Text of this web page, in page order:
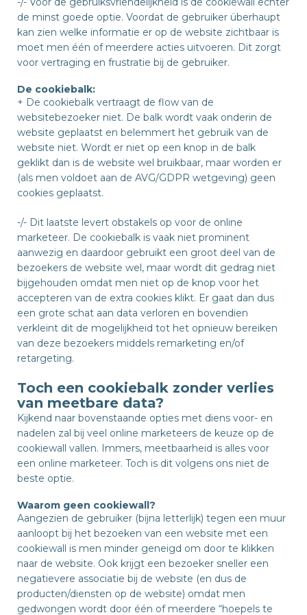
de minst goede optie. Voordat de gebruiker überhaupt
kan zien welke informatie er op de website zichtbaar is
moet men één of meerdere acties uitvoeren. Dit zorgt
voor vertraging en frustratie bij de gebruiker.
De cookiebalk:
+ De cookiebalk vertraagt de flow van de
websitebezoeker niet. De balk wordt vaak onderin de
website geplaatst en belemmert het gebruik van de
website niet. Wordt er niet op een knop in de balk
geklikt dan is de website wel bruikbaar, maar worden er
(als men voldoet aan de AVG/GDPR wetgeving) geen
cookies geplaatst.
-/- Dit laatste levert obstakels op voor de online
marketeer. De cookiebalk is vaak niet prominent
aanwezig en daardoor gebruikt een groot deel van de
bezoekers de website wel, maar wordt dit gedrag niet
bijgehouden omdat men niet op de knop voor het
accepteren van de extra cookies klikt. Er gaat dan dus
een grote schat aan data verloren en bovendien
verkleint dit de mogelijkheid tot het opnieuw bereiken
van deze bezoekers middels remarketing en/of
retargeting.
Toch een cookiebalk zonder verlies
van meetbare data?
Kijkend naar bovenstaande opties met diens voor- en
nadelen zal bij veel online marketeers de keuze op de
cookiewall vallen. Immers, meetbaarheid is alles voor
een online marketeer. Toch is dit volgens ons niet de
beste optie.
Waarom geen cookiewall?
Aangezien de gebruiker (bijna letterlijk) tegen een muur
aanloopt bij het bezoeken van een website met een
cookiewall is men minder geneigd om door te klikken
naar de website. Ook krijgt een bezoeker sneller een
negatievere associatie bij de website (en dus de
producten/diensten op de website) omdat men
gedwongen wordt door één of meerdere “hoepels te